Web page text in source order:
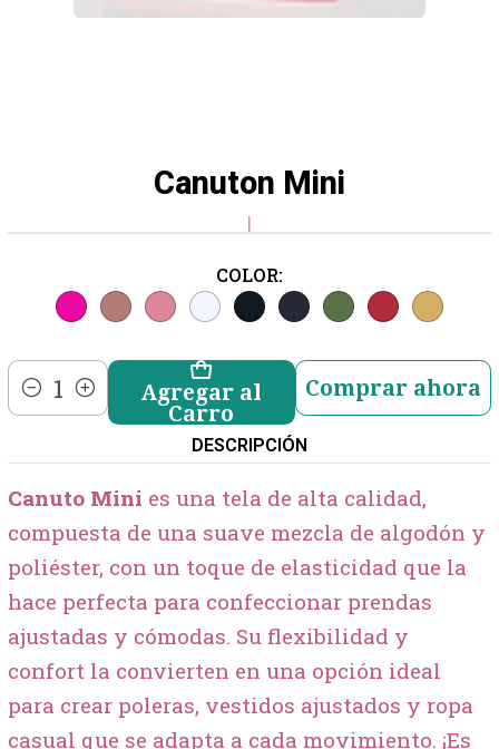
Canuton Mini
|
COLOR:
Cantidad
Agregar al
Carro
Comprar ahora
DESCRIPCIÓN
Canuto Mini es una tela de alta calidad,
compuesta de una suave mezcla de algodón y
poliéster, con un toque de elasticidad que la
hace perfecta para confeccionar prendas
ajustadas y cómodas. Su flexibilidad y
confort la convierten en una opción ideal
para crear poleras, vestidos ajustados y ropa
casual que se adapta a cada movimiento. ¡Es